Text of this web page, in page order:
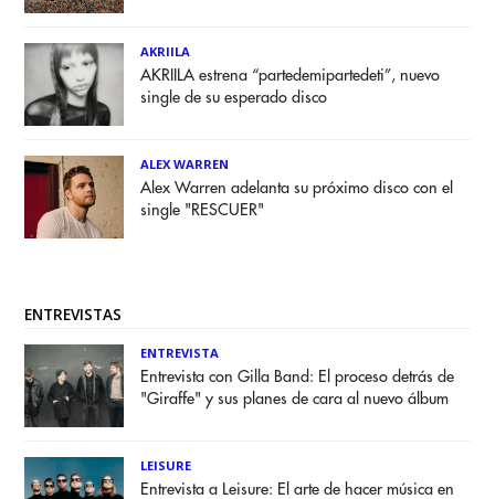
AKRIILA
AKRIILA estrena “partedemipartedeti”, nuevo
single de su esperado disco
ALEX WARREN
Alex Warren adelanta su próximo disco con el
single "RESCUER"
ENTREVISTAS
ENTREVISTA
Entrevista con Gilla Band: El proceso detrás de
"Giraffe" y sus planes de cara al nuevo álbum
LEISURE
Entrevista a Leisure: El arte de hacer música en